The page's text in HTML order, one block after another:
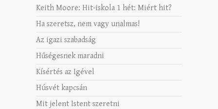
Keith Moore: Hit-iskola 1 hét: Miért hit?
Ha szeretsz, nem vagy unalmas!
Az igazi szabadság
Hűségesnek maradni
Kísértés az Igével
Húsvét kapcsán
Mit jelent Istent szeretni